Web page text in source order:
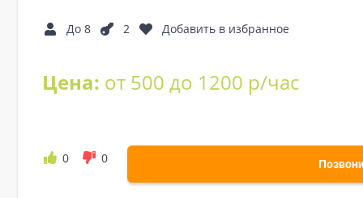
До 8 2 Добавить в избранное
Цена: от 500 до 1200 р/час
0 0